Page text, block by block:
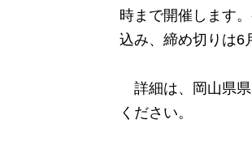
時まで開催します
込み、 締め切りは6
詳細は、岡山県県
ください。